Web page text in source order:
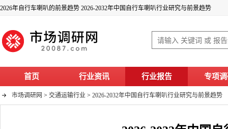
2026年自行车喇叭的前景趋势 2026-2032年中国自行车喇叭行业研究与前景趋势
首页 行业资讯 行业报告 专项
市场调研网 > 交通运输行业 > 2026-2032年中国自行车喇叭行业研究与前景趋势